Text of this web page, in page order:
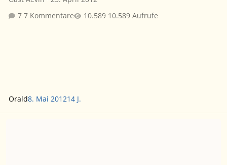
7 Kommentare
10.589 Aufrufe
Orald8. Mai 201214 J.